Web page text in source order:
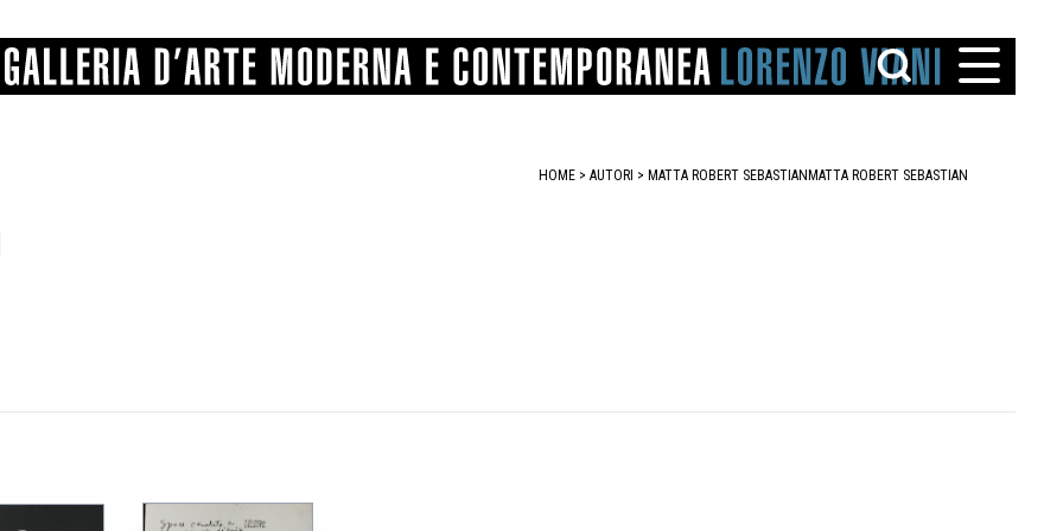
PROVENIENZE VARIE
HOME > AUTORI > MATTA ROBERT SEBASTIAN MATTA ROBERT SEBASTIAN